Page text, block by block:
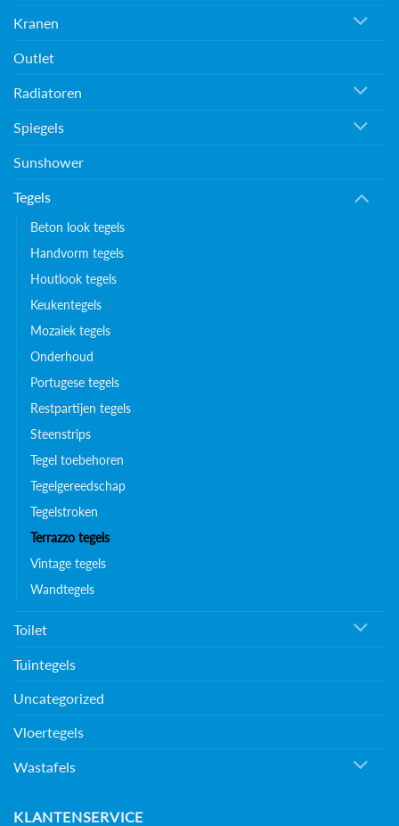
Kranen
Outlet
Radiatoren
Spiegels
Sunshower
Tegels
Beton look tegels
Handvorm tegels
Houtlook tegels
Keukentegels
Mozaiek tegels
Onderhoud
Portugese tegels
Restpartijen tegels
Steenstrips
Tegel toebehoren
Tegelgereedschap
Tegelstroken
Terrazzo tegels
Vintage tegels
Wandtegels
Toilet
Tuintegels
Uncategorized
Vloertegels
Wastafels
KLANTENSERVICE